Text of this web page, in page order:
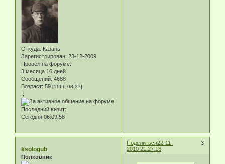
Откуда: Казань
Зарегистрирован: 23-12-2009
Провел на форуме:
3 месяца 16 дней
Сообщений: 4688
Возраст: 59 [1966-08-27]
.:
Последний визит:
Сегодня 06:09:58
Поделиться 3
22-11-
2010 21:27:16
ksologub
Полковник